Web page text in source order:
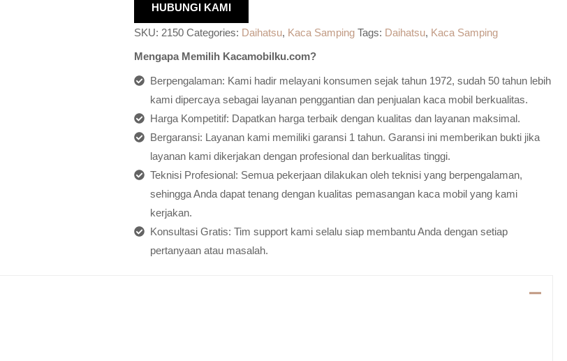
HUBUNGI KAMI
SKU: 2150 Categories: Daihatsu, Kaca Samping Tags: Daihatsu, Kaca Samping
Mengapa Memilih Kacamobilku.com?
Berpengalaman: Kami hadir melayani konsumen sejak tahun 1972, sudah 50 tahun lebih
kami dipercaya sebagai layanan penggantian dan penjualan kaca mobil berkualitas.
Harga Kompetitif: Dapatkan harga terbaik dengan kualitas dan layanan maksimal.
Bergaransi: Layanan kami memiliki garansi 1 tahun. Garansi ini memberikan bukti jika
layanan kami dikerjakan dengan profesional dan berkualitas tinggi.
Teknisi Profesional: Semua pekerjaan dilakukan oleh teknisi yang berpengalaman,
sehingga Anda dapat tenang dengan kualitas pemasangan kaca mobil yang kami
kerjakan.
Konsultasi Gratis: Tim support kami selalu siap membantu Anda dengan setiap
pertanyaan atau masalah.